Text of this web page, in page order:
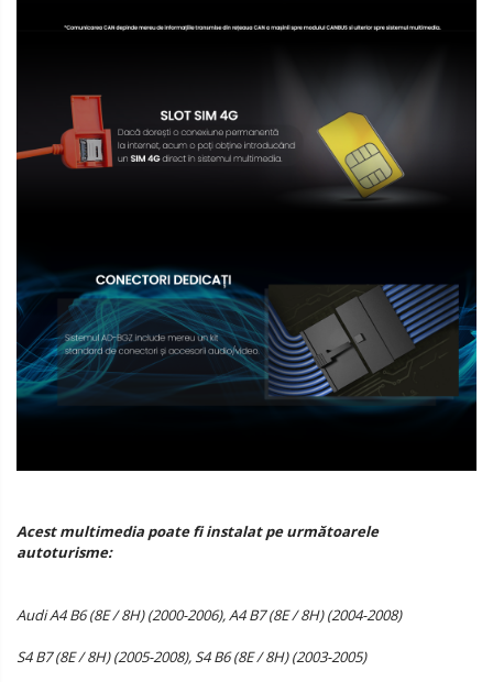
Acest multimedia poate fi instalat pe următoarele
autoturisme:
Audi A4 B6 (8E / 8H) (2000-2006), A4 B7 (8E / 8H) (2004-2008)
S4 B7 (8E / 8H) (2005-2008), S4 B6 (8E / 8H) (2003-2005)